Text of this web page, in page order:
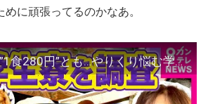
に頑張ってるのかなあ。
大学生の食費は”1食280円”とも…やりくり悩む学生 80歳名物寮母は「朝4時半起き」朝夕の食事付きで家賃月約7万5000円 大学学食では100円ラーメンも 秦令欧奈｜おっかネ～NEWS〈カンテレ〉